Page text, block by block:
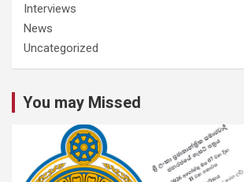
Interviews
News
Uncategorized
You may Missed